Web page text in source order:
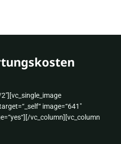
image=“641″
vc_column][vc_column